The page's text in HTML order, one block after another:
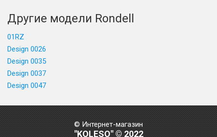
Другие модели Rondell
01RZ
Design 0026
Design 0035
Design 0037
Design 0047
© Интернет-магазин
"KOLESO" © 2022